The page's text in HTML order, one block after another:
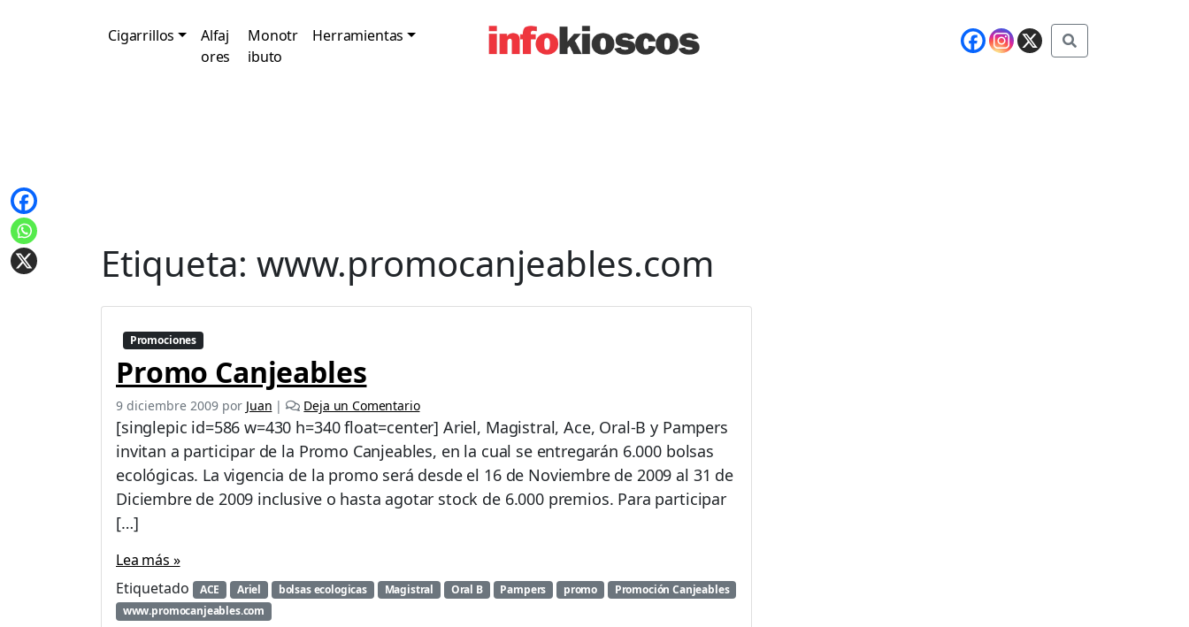
Cigarrillos
Alfaj
ores
Monotr
ibuto
Herramientas
Etiqueta: www.promocanjeables.com
Promociones
Promo Canjeables
9 diciembre 2009 por Juan | Deja un Comentario
[singlepic id=586 w=430 h=340 float=center] Ariel, Magistral, Ace, Oral-B y Pampers
invitan a participar de la Promo Canjeables, en la cual se entregarán 6.000 bolsas
ecológicas. La vigencia de la promo será desde el 16 de Noviembre de 2009 al 31 de
Diciembre de 2009 inclusive o hasta agotar stock de 6.000 premios. Para participar
[…]
Lea más »
Etiquetado
ACE Ariel bolsas ecologicas Magistral Oral B Pampers promo
Promoción Canjeables
www.promocanjeables.com